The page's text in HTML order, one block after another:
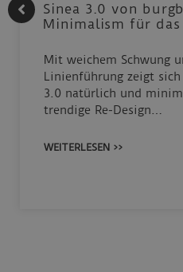
Sinea 3.0 von
Minimalism für das
Mit weichem Schwung
Linienführung zeigt
3.0 natürlich und
trendige Re-Design…
WEITERLESEN >>